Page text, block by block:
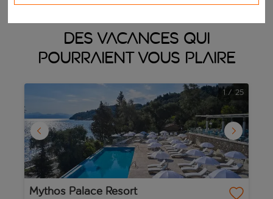
Des vacances qui
pourraient vous plaire
1 / 25
Mythos Palace Resort